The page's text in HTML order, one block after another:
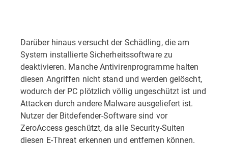
Darüber hinaus versucht der Schädling, die am
System installierte Sicherheitssoftware zu
deaktivieren. Manche Antivirenprogramme halten
diesen Angriffen nicht stand und werden gelöscht,
wodurch der PC plötzlich völlig ungeschützt ist und
Attacken durch andere Malware ausgeliefert ist.
Nutzer der Bitdefender-Software sind vor
ZeroAccess geschützt, da alle Security-Suiten
diesen E-Threat erkennen und entfernen können.